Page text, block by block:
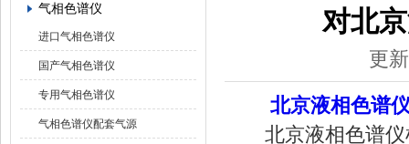
气相色谱仪
进口气相色谱仪
国产气相色谱仪
专用气相色谱仪
气相色谱仪配套气源
对北
更
北京液相色谱
北京液相色谱仪